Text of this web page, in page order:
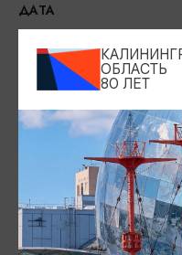
ДАТА
31.07.2026, 19:00
МЕСТО ПРОВЕДЕНИЯ
Показать на карте
ТЕЛЕФОН
+7 (4012) 30-01-11
ВОЗРАСТНЫЕ
ОБЛАСТЬ
80 ЛЕТ